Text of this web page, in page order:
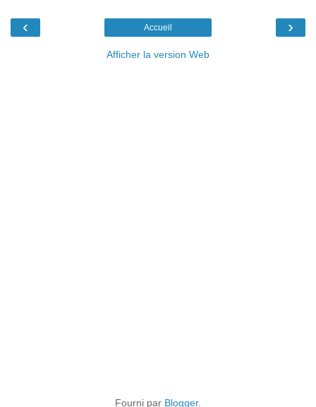
‹ ›
Accueil
Afficher la version Web
Fourni par Blogger.